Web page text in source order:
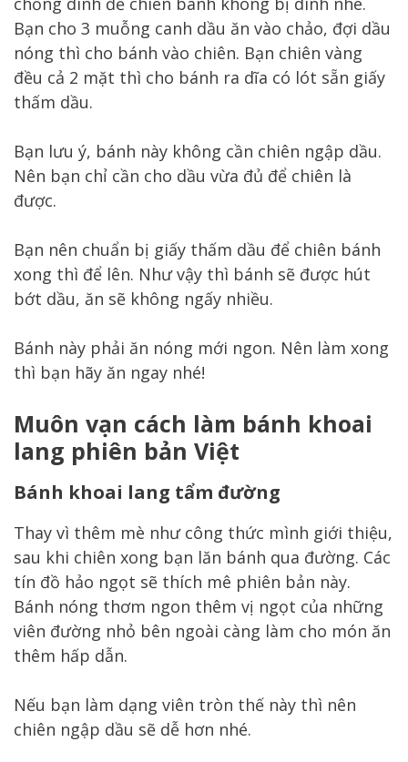
Bạn cho 3 muỗng canh dầu ăn vào chảo, đợi dầu
nóng thì cho bánh vào chiên. Bạn chiên vàng
đều cả 2 mặt thì cho bánh ra dĩa có lót sẵn giấy
thấm dầu.
Bạn lưu ý, bánh này không cần chiên ngập dầu.
Nên bạn chỉ cần cho dầu vừa đủ để chiên là
được.
Bạn nên chuẩn bị giấy thấm dầu để chiên bánh
xong thì để lên. Như vậy thì bánh sẽ được hút
bớt dầu, ăn sẽ không ngấy nhiều.
Bánh này phải ăn nóng mới ngon. Nên làm xong
thì bạn hãy ăn ngay nhé!
Muôn vạn cách làm bánh khoai
lang phiên bản Việt
Bánh khoai lang tẩm đường
Thay vì thêm mè như công thức mình giới thiệu,
sau khi chiên xong bạn lăn bánh qua đường. Các
tín đồ hảo ngọt sẽ thích mê phiên bản này.
Bánh nóng thơm ngon thêm vị ngọt của những
viên đường nhỏ bên ngoài càng làm cho món ăn
thêm hấp dẫn.
Nếu bạn làm dạng viên tròn thế này thì nên
chiên ngập dầu sẽ dễ hơn nhé.